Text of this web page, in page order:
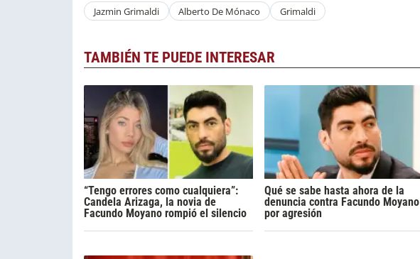
Jazmin Grimaldi Alberto De Mónaco Grimaldi
TAMBIÉN TE PUEDE INTERESAR
“Tengo errores como cualquiera”:
Candela Arizaga, la novia de
Facundo Moyano rompió el silencio
Qué se sabe hasta ahora de la
denuncia contra Facundo Moyano
por agresión